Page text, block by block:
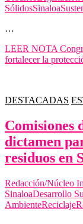
SólidosSinaloa
…
LEER NOTA
fortalecer la
DESTACADAS
Comisiones
dictamen
residuos en
Redacción/Núcleo
SinaloaDesarrollo
AmbienteReciclaje